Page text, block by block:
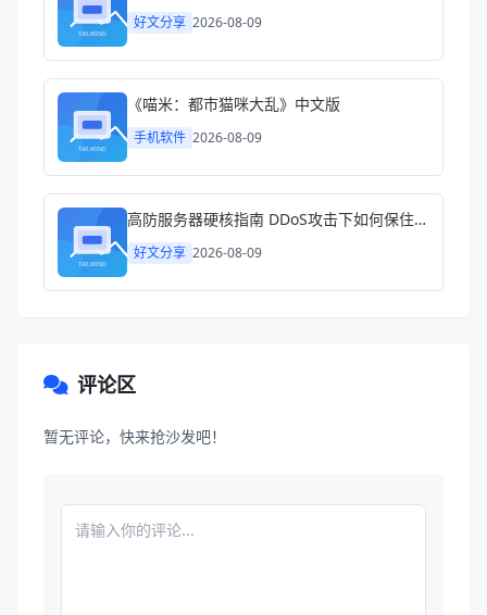
好文分享 2026-08-09
《喵米：都市猫咪大乱》中文版
手机软件 2026-08-09
高防服务器硬核指南 DDoS攻击下如何保住你的生意
好文分享 2026-08-09
评论区
暂无评论，快来抢沙发吧！